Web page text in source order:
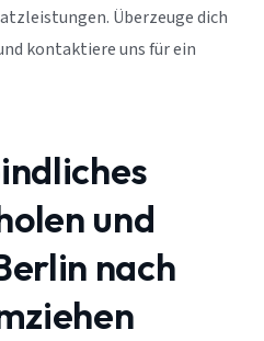
Überzeuge dich
kontaktiere uns für ein
und
nach